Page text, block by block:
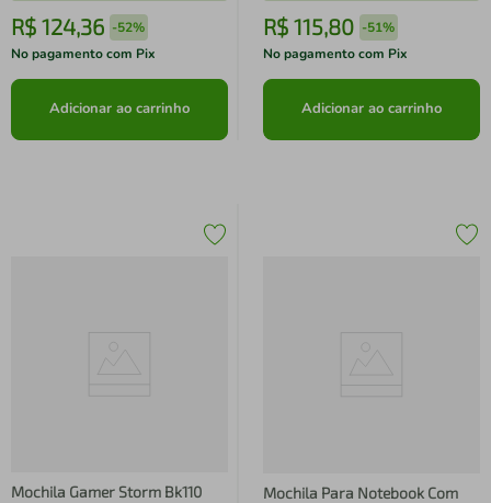
R$ 124,36 -52%
No pagamento com Pix
Adicionar ao carrinho
R$ 115,80 -51%
No pagamento com Pix
Adicionar ao carrinho
Mochila Gamer Storm Bk110
Mochila Para Notebook Com